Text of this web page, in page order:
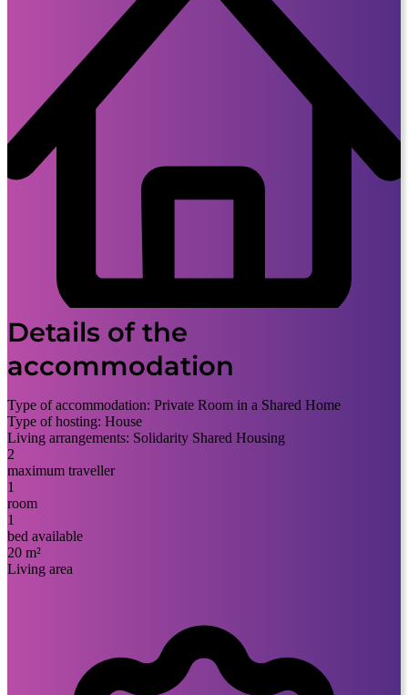
Details of the
accommodation
Type of accommodation: Private Room in a Shared Home
Type of hosting: House
Living arrangements: Solidarity Shared Housing
2
maximum traveller
1
room
1
bed available
20 m²
Living area